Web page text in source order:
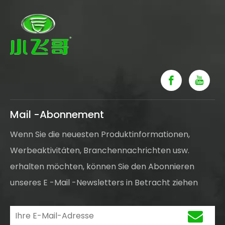
an.Darüber hinaus werden der SEO-Titel, die META-
BESCHREIBUNG, Schlüsselwörter und die
Artikelzusammenfassung bereitgestellt, um die
Sichtbarkeit und Indexierung für Suchmaschinen zu
Mail -Abonnement
Wenn Sie die neuesten Produktinformationen,
Werbeaktivitäten, Branchennachrichten usw.
erhalten möchten, können Sie den Abonnieren
unseres E -Mail -Newsletters in Betracht ziehen